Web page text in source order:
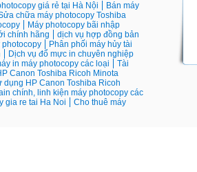
giá rẻ tại Hà Nội
Bán máy
chữa máy photocopy Toshiba
Máy photocopy bãi nhập
chính hãng
dịch vụ hợp đồng bản
Phân phối máy hủy tài
Dịch vụ đổ mực in chuyên nghiệp
in máy photocopy các loại
Tài
Canon Toshiba Ricoh Minota
HP Canon Toshiba Ricoh
chính, linh kiện máy photocopy các
gia re tai Ha Noi
Cho thuê máy